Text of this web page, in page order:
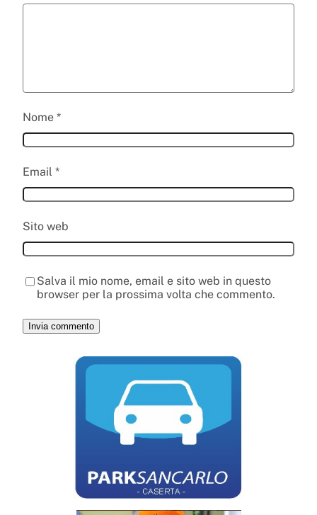
Nome *
Email *
Sito web
Salva il mio nome, email e sito web in questo
browser per la prossima volta che commento.